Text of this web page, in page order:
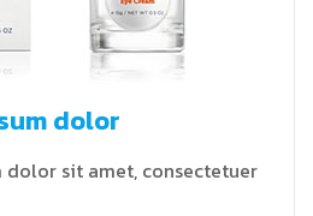
dolor
dolor sit amet, consectetuer